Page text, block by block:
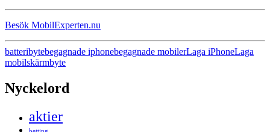
Besök MobilExperten.nu
batteribytebegagnade iphonebegagnade mobilerLaga iPhoneLaga
mobilskärmbyte
Nyckelord
aktier